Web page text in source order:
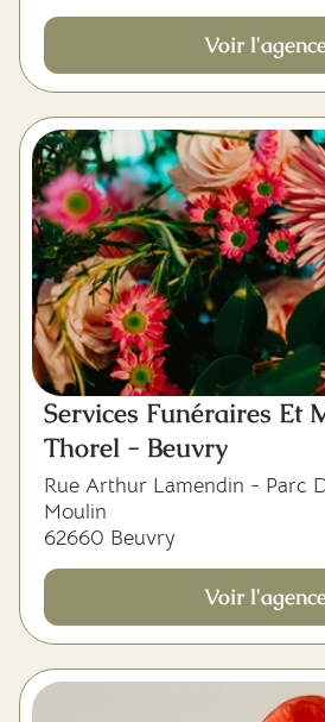
Voir
Services Funéraires Et
Thorel - Beuvry
Rue Arthur Lamendin - Parc
Moulin
62660 Beuvry
Voir